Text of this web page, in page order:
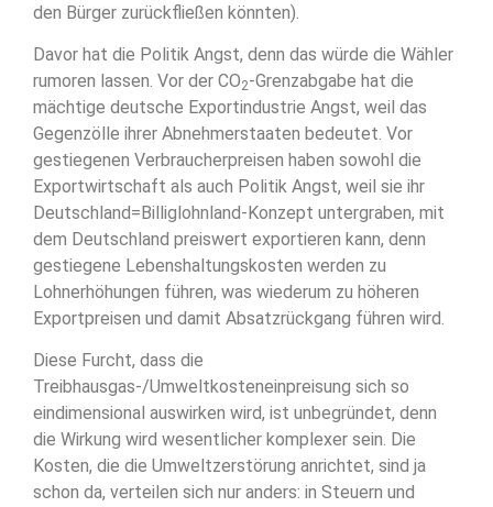
den Bürger zurückfließen könnten).
Davor hat die Politik Angst, denn das würde die Wähler
rumoren lassen. Vor der CO2-Grenzabgabe hat die
mächtige deutsche Exportindustrie Angst, weil das
Gegenzölle ihrer Abnehmerstaaten bedeutet. Vor
gestiegenen Verbraucherpreisen haben sowohl die
Exportwirtschaft als auch Politik Angst, weil sie ihr
Deutschland=Billiglohnland-Konzept untergraben, mit
dem Deutschland preiswert exportieren kann, denn
gestiegene Lebenshaltungskosten werden zu
Lohnerhöhungen führen, was wiederum zu höheren
Exportpreisen und damit Absatzrückgang führen wird.
Diese Furcht, dass die
Treibhausgas-/Umweltkosteneinpreisung sich so
eindimensional auswirken wird, ist unbegründet, denn
die Wirkung wird wesentlicher komplexer sein. Die
Kosten, die die Umweltzerstörung anrichtet, sind ja
schon da, verteilen sich nur anders: in Steuern und